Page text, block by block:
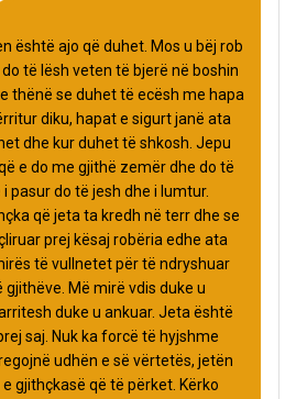
është ajo që duhet. Mos u bëj rob
të lësh veten të bjerë në boshin
thënë se duhet të ecësh me hapa
diku, hapat e sigurt janë ata
dhe kur duhet të shkosh. Jepu
e do me gjithë zemër dhe do të
pasur do të jesh dhe i lumtur.
që jeta ta kredh në terr dhe se
prej kësaj robëria edhe ata
të vullnetet për të ndryshuar
Më mirë vdis duke u
duke u ankuar. Jeta është
saj. Nuk ka forcë të hyjshme
udhën e së vërtetës, jetën
gjithçkasë që të përket. Kërko